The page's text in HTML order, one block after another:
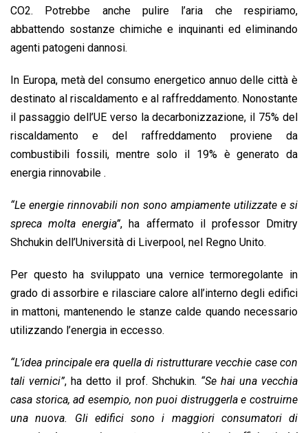
o
k
A
p
p
d
I
n
d
s
n
CO2. Potrebbe anche pulire l’aria che respiriamo,
abbattendo sostanze chimiche e inquinanti ed eliminando
agenti patogeni dannosi.
In Europa, metà del consumo energetico annuo delle città è
destinato al riscaldamento e al raffreddamento. Nonostante
il passaggio dell’UE verso la decarbonizzazione, il 75% del
riscaldamento e del raffreddamento proviene da
combustibili fossili, mentre solo il 19% è generato da
energia rinnovabile .
“Le energie rinnovabili non sono ampiamente utilizzate e si
spreca molta energia”, ha affermato il professor Dmitry
Shchukin dell’Università di Liverpool, nel Regno Unito.
Per questo ha sviluppato una vernice termoregolante in
grado di assorbire e rilasciare calore all’interno degli edifici
in mattoni, mantenendo le stanze calde quando necessario
utilizzando l’energia in eccesso.
“L’idea principale era quella di ristrutturare vecchie case con
tali vernici”, ha detto il prof. Shchukin. “Se hai una vecchia
casa storica, ad esempio, non puoi distruggerla e costruirne
una nuova. Gli edifici sono i maggiori consumatori di